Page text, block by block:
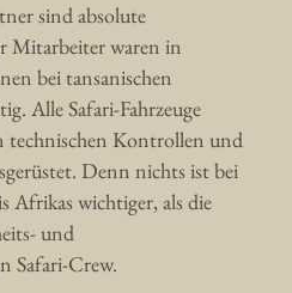
sind absolute
Mitarbeiter waren in
bei tansanischen
Alle Safari-Fahrzeuge
technischen Kontrollen und
Denn nichts ist bei
Afrikas wichtiger, als die
und
Safari-Crew.